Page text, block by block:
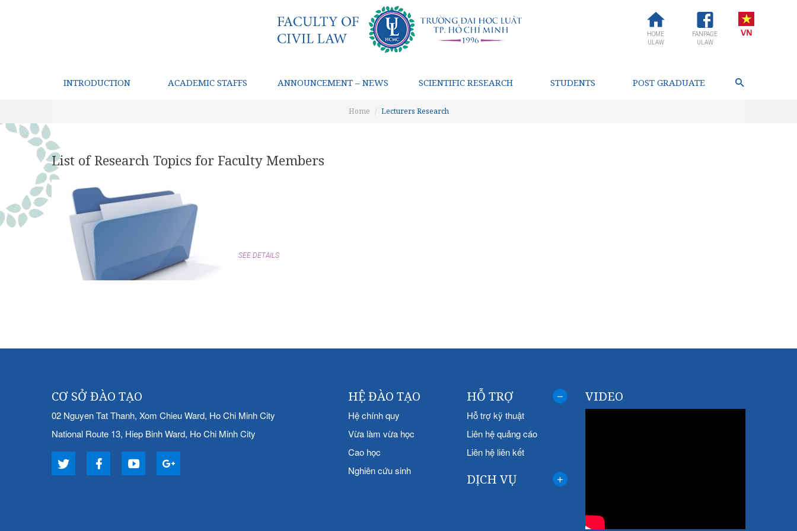
HOME
ULAW
FANPAGE
ULAW
INTRODUCTION ACADEMIC STAFFS ANNOUNCEMENT – NEWS SCIENTIFIC RESEARCH STUDENTS POST GRADUATE
Home Lecturers Research
List of Research Topics for Faculty Members
SEE DETAILS
CƠ SỞ ĐÀO TẠO
02 Nguyen Tat Thanh, Xom Chieu Ward, Ho Chi Minh City
National Route 13, Hiep Binh Ward, Ho Chi Minh City
HỆ ĐÀO TẠO
Hệ chính quy
Vừa làm vừa học
Cao học
Nghiên cứu sinh
HỖ TRỢ
Hỗ trợ kỹ thuật
Liên hệ quảng cáo
Liên hệ liên kết
DỊCH VỤ
VIDEO